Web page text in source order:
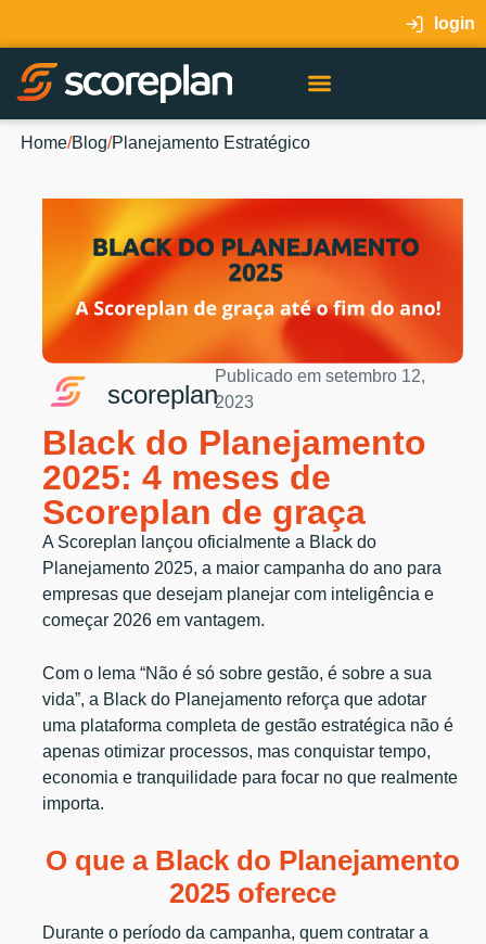
login
Home/Blog/Planejamento Estratégico
scoreplan
Publicado em setembro 12,
2023
Black do Planejamento
2025: 4 meses de
Scoreplan de graça
A Scoreplan lançou oficialmente a Black do
Planejamento 2025, a maior campanha do ano para
empresas que desejam planejar com inteligência e
começar 2026 em vantagem.
Com o lema “Não é só sobre gestão, é sobre a sua
vida”, a Black do Planejamento reforça que adotar
uma plataforma completa de gestão estratégica não é
apenas otimizar processos, mas conquistar tempo,
economia e tranquilidade para focar no que realmente
importa.
O que a Black do Planejamento
2025 oferece
Durante o período da campanha, quem contratar a